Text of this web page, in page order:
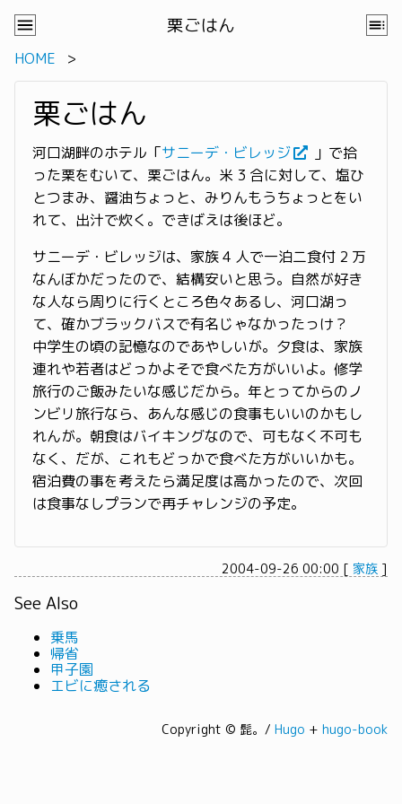
栗ごはん
HOME
栗ごはん
河口湖畔のホテル「サニーデ・ビレッジ
」で拾
った栗をむいて、栗ごはん。米 3 合に対して、塩ひ
とつまみ、醤油ちょっと、みりんもうちょっとをい
れて、出汁で炊く。できばえは後ほど。
サニーデ・ビレッジは、家族 4 人で一泊二食付 2 万
なんぼかだったので、結構安いと思う。自然が好き
な人なら周りに行くところ色々あるし、河口湖っ
て、確かブラックバスで有名じゃなかったっけ？
中学生の頃の記憶なのであやしいが。夕食は、家族
連れや若者はどっかよそで食べた方がいいよ。修学
旅行のご飯みたいな感じだから。年とってからのノ
ンビリ旅行なら、あんな感じの食事もいいのかもし
れんが。朝食はバイキングなので、可もなく不可も
なく、だが、これもどっかで食べた方がいいかも。
宿泊費の事を考えたら満足度は高かったので、次回
は食事なしプランで再チャレンジの予定。
2004-09-26 00:00 [ 家族 ]
See Also
乗馬
帰省
甲子園
エビに癒される
Copyright © 髭。/ Hugo + hugo-book